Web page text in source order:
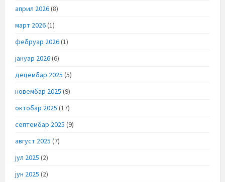
април 2026(8)
март 2026(1)
фебруар 2026(1)
јануар 2026(6)
децембар 2025 (5)
новембар 2025 (9)
октобар 2025 (17)
септембар 2025 (9)
август 2025 (7)
јул 2025 (2)
јун 2025 (2)